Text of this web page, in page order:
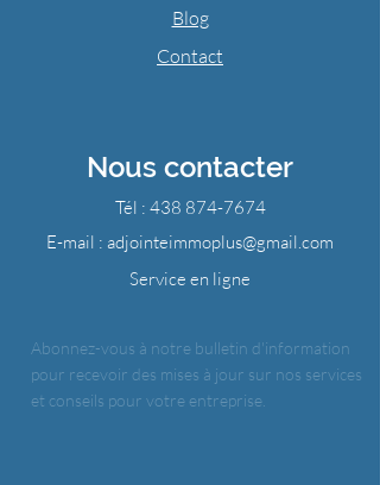
Blog
Contact
Nous contacter
Tél : 438 874-7674
E-mail : adjointeimmoplus@gmail.com
Service en ligne
Abonnez-vous à notre bulletin d'information
pour recevoir des mises à jour sur nos services
et conseils pour votre entreprise.